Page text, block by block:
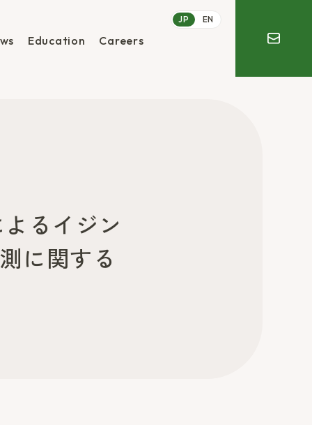
Education Careers
JP EN
るイジン
に関する